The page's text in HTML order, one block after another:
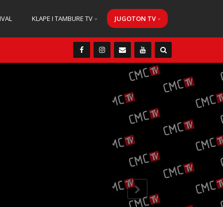
KLAPE I TAMBURE TV JUGOTON TV